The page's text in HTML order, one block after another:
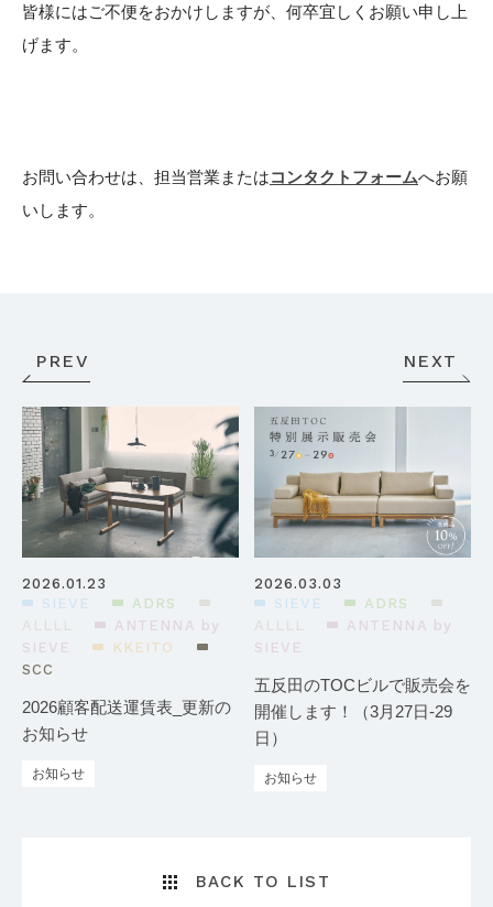
皆様にはご不便をおかけしますが、何卒宜しくお願い申し上
げます。
お問い合わせは、担当営業またはコンタクトフォームへお願
いします。
PREV
2026.01.23
SIEVE
ADRS
ALLLL
ANTENNA by
SIEVE
KKEITO
SCC
2026顧客配送運賃表_更新の
お知らせ
お知らせ
NEXT
2026.03.03
SIEVE
ADRS
ALLLL
ANTENNA by
SIEVE
五反田のTOCビルで販売会を
開催します！（3月27日-29
日）
お知らせ
BACK TO LIST